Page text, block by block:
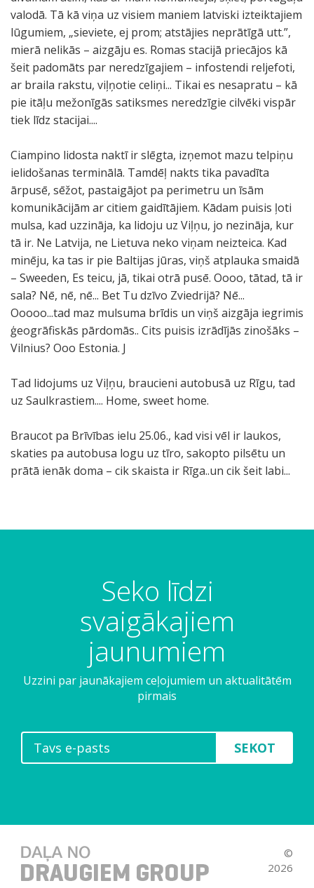
valodā. Tā kā viņa uz visiem maniem latviski izteiktajiem
lūgumiem, „sieviete, ej prom; atstājies neprātīgā utt.”,
mierā nelikās – aizgāju es. Romas stacijā priecājos kā
šeit padomāts par neredzīgajiem – infostendi reljefoti,
ar braila rakstu, viļņotie celiņi... Tikai es nesapratu – kā
pie itāļu mežonīgās satiksmes neredzīgie cilvēki vispār
tiek līdz stacijai....
Ciampino lidosta naktī ir slēgta, izņemot mazu telpiņu
ielidošanas terminālā. Tamdēļ nakts tika pavadīta
ārpusē, sēžot, pastaigājot pa perimetru un īsām
komunikācijām ar citiem gaidītājiem. Kādam puisis ļoti
mulsa, kad uzzināja, ka lidoju uz Viļņu, jo nezināja, kur
tā ir. Ne Latvija, ne Lietuva neko viņam neizteica. Kad
minēju, ka tas ir pie Baltijas jūras, viņš atplauka smaidā
– Sweeden, Es teicu, jā, tikai otrā pusē. Oooo, tātad, tā ir
sala? Nē, nē, nē... Bet Tu dzīvo Zviedrijā? Nē...
Ooooo...tad maz mulsuma brīdis un viņš aizgāja iegrimis
ģeogrāfiskās pārdomās.. Cits puisis izrādījās zinošāks –
Vilnius? Ooo Estonia. J
Tad lidojums uz Viļņu, braucieni autobusā uz Rīgu, tad
uz Saulkrastiem.... Home, sweet home.
Braucot pa Brīvības ielu 25.06., kad visi vēl ir laukos,
skaties pa autobusa logu uz tīro, sakopto pilsētu un
prātā ienāk doma – cik skaista ir Rīga..un cik šeit labi...
o
a
a
ā
t
ā
.
Seko līdzi
svaigākajiem
jaunumiem
Uzzini par jaunākajiem ceļojumiem un aktualitātēm
pirmais
SEKOT
©
2026